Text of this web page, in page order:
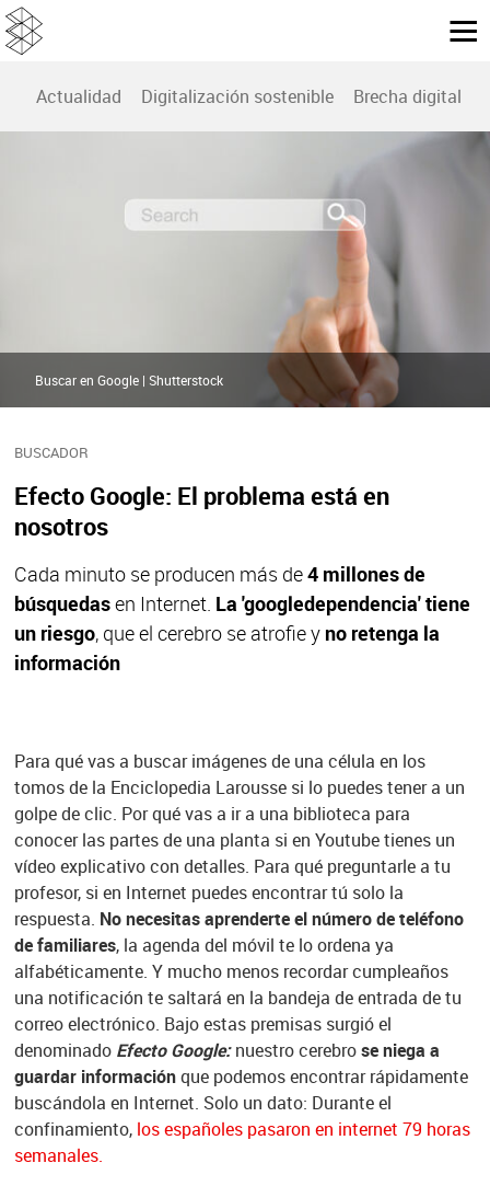
Actualidad Digitalización sostenible Brecha digital
BUSCADOR
Efecto Google: El problema está en
nosotros
Cada minuto se producen más de4 millones de
búsquedasen Internet. La 'googledependencia' tiene
un riesgo, que el cerebro se atrofie yno retenga la
información
Buscar en Google | Shutterstock
Para qué vas a buscar imágenes de una célula en los
tomos de la Enciclopedia Larousse si lo puedes tener a un
golpe de clic. Por qué vas a ir a una biblioteca para
conocer las partes de una planta si en Youtube tienes un
vídeo explicativo con detalles. Para qué preguntarle a tu
profesor, si en Internet puedes encontrar tú solo la
respuesta. No necesitas aprenderte el número de teléfono
de familiares, la agenda del móvil te lo ordena ya
alfabéticamente. Y mucho menos recordar cumpleaños
una notificación te saltará en la bandeja de entrada de tu
correo electrónico. Bajo estas premisas surgió el
denominado Efecto Google:nuestro cerebrose niega a
guardar informaciónque podemos encontrar rápidamente
buscándola en Internet. Solo un dato: Durante el
confinamiento, los españoles pasaron en internet 79 horas
semanales.